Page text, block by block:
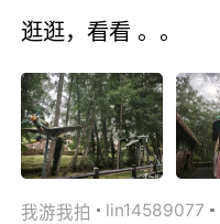
逛逛，看看 。。
我游我拍 lin14589077